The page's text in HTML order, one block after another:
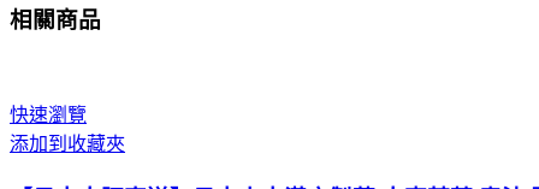
相關商品
快速瀏覽
添加到收藏夾